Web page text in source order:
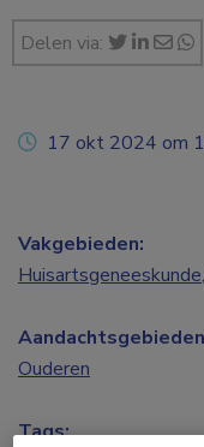
Delen via:
17 okt 2024 om
Vakgebieden:
Huisartsgeneeskunde,
Ouderen
Tags: